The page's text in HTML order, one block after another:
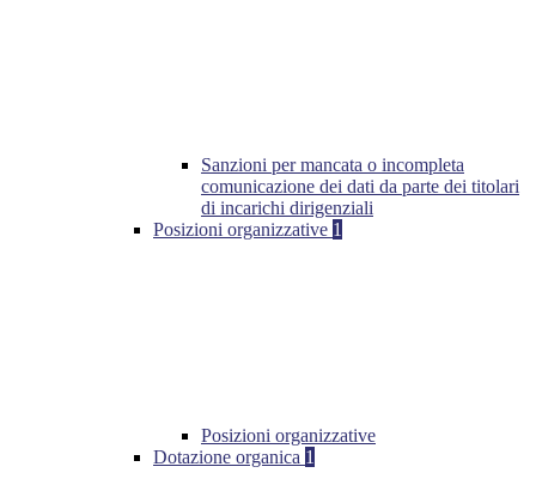
Sanzioni per mancata o incompleta
comunicazione dei dati da parte dei titolari
di incarichi dirigenziali
Posizioni organizzative 1
Posizioni organizzative
Dotazione organica 1